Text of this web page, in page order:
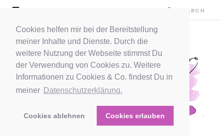
Cookies helfen mir bei der Bereitstellung
meiner Inhalte und Dienste. Durch die
weitere Nutzung der Webseite stimmst Du
der Verwendung von Cookies zu. Weitere
Informationen zu Cookies & Co. findest Du in
meiner Datenschutzerklärung.
Cookies ablehnen Cookies erlauben